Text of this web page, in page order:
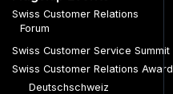
Swiss Customer Relations
Forum
Swiss Customer Service Summit
Swiss Customer Relations Award
Deutschschweiz